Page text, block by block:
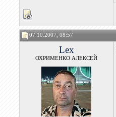
07.10.2007, 08:57
Lex
ОХРИМЕНКО АЛЕКСЕЙ